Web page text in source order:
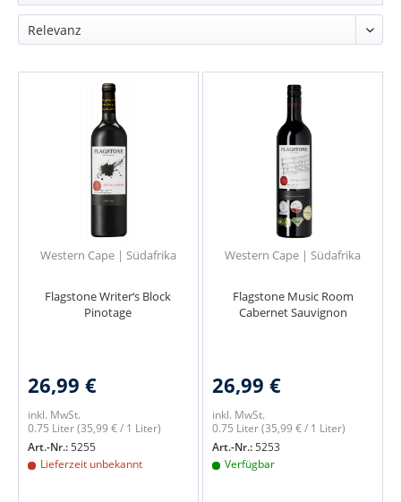
Western Cape | Südafrika
Flagstone Writer‘s Block
Pinotage
26,99 €
inkl. MwSt.
0.75 Liter(35,99 € / 1 Liter)
Art.-Nr.:5255
Lieferzeit unbekannt
Western Cape | Südafrika
Flagstone Music Room
Cabernet Sauvignon
26,99 €
inkl. MwSt.
0.75 Liter(35,99 € / 1 Liter)
Art.-Nr.:5253
Verfügbar